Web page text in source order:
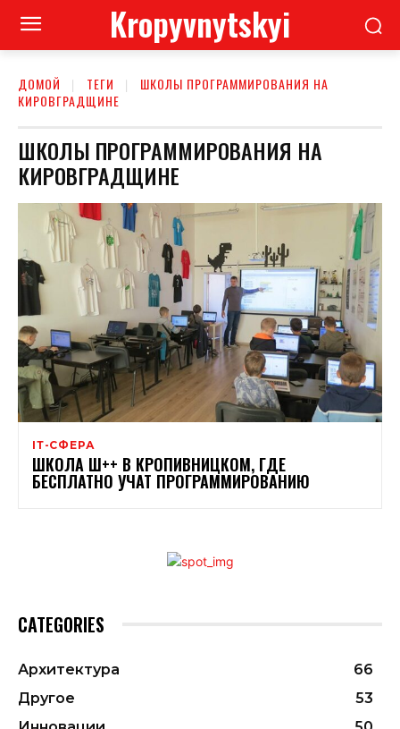
Kropyvnytskyi
ДОМОЙ ТЕГИ
ШКОЛЫ ПРОГРАММИРОВАНИЯ НА
КИРОВГРАДЩИНЕ
ШКОЛЫ ПРОГРАММИРОВАНИЯ НА
КИРОВГРАДЩИНЕ
ІТ-СФЕРА
ШКОЛА Ш++ В КРОПИВНИЦКОМ, ГДЕ
БЕСПЛАТНО УЧАТ ПРОГРАММИРОВАНИЮ
CATEGORIES
Архитектура
66
Другое
53